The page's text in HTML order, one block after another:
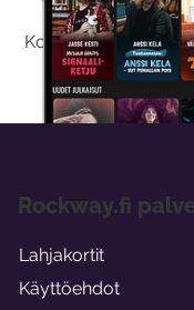
Kokeilemalla
Rockway.fi
Lahjakortit
Käyttöehdot